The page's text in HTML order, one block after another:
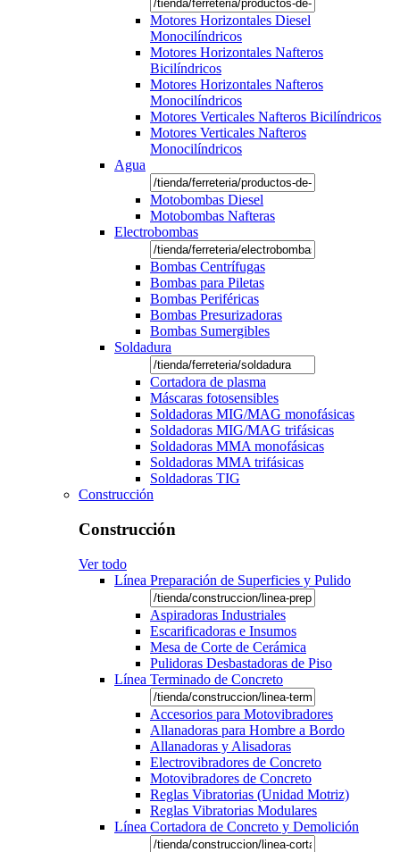
Motores Horizontales Diesel
Monocilíndricos
Motores Horizontales Nafteros
Bicilíndricos
Motores Horizontales Nafteros
Monocilíndricos
Motores Verticales Nafteros Bicilíndricos
Motores Verticales Nafteros
Monocilíndricos
Agua
Motobombas Diesel
Motobombas Nafteras
Electrobombas
Bombas Centrífugas
Bombas para Piletas
Bombas Periféricas
Bombas Presurizadoras
Bombas Sumergibles
Soldadura
Cortadora de plasma
Máscaras fotosensibles
Soldadoras MIG/MAG monofásicas
Soldadoras MIG/MAG trifásicas
Soldadoras MMA monofásicas
Soldadoras MMA trifásicas
Soldadoras TIG
Construcción
Construcción
Ver todo
Línea Preparación de Superficies y Pulido
Aspiradoras Industriales
Escarificadoras e Insumos
Mesa de Corte de Cerámica
Pulidoras Desbastadoras de Piso
Línea Terminado de Concreto
Accesorios para Motovibradores
Allanadoras para Hombre a Bordo
Allanadoras y Alisadoras
Electrovibradores de Concreto
Motovibradores de Concreto
Reglas Vibratorias (Unidad Motriz)
Reglas Vibratorias Modulares
Línea Cortadora de Concreto y Demolición